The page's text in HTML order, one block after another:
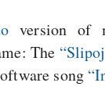
version of
The
song